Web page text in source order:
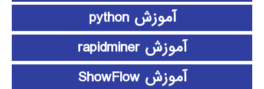
آموزش python
آموزش rapidminer
آموزش ShowFlow